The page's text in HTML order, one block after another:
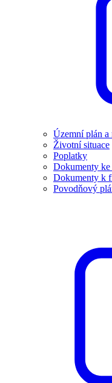
Územní plán a
Životní situace
Poplatky
Dokumenty ke
Dokumenty k
Povodňový